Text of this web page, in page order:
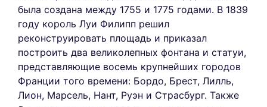
была создана между 1755 и 1775 годами. В 1839
году король Луи Филипп решил
реконструировать площадь и приказал
построить два великолепных фонтана и статуи,
представляющие восемь крупнейших городов
Франции того времени: Бордо, Брест, Лилль,
Лион, Марсель, Нант, Руэн и Страсбург. Также